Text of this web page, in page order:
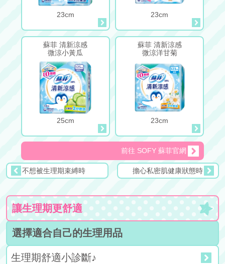
首頁
23cm 23cm
蘇菲 清新涼感
微涼小黃瓜
25cm
蘇菲 清新涼感
微涼洋甘菊
23cm
前往 SOFY 蘇菲官網
不想被生理期束縛時 擔心私密肌健康狀態時
讓生理期更舒適
選擇適合自己的生理用品
生理期舒適小診斷♪